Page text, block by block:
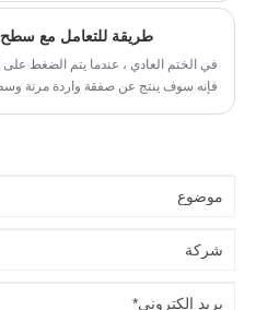
طريقة للتعامل مع سطح
في الختم العادي ، عندما يتم الضغط على
فإنه سوف ينتج عن صفقة واردة مرنة
الفراغ عازمة بشدة وتمتد على الحافة ،